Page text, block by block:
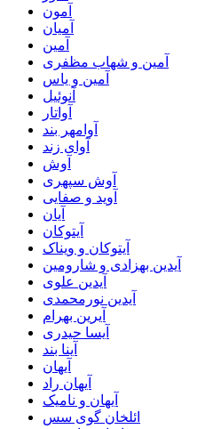
آمون
آمیان
آمین
آمین و شهاب مظفری
آمین و یاس
آنوئیل
آواتار
آوامهر بند
آوای زند
آوش
آوش سپهری
آوید و صفایی
آیان
آیتوکان
آیتوکان و ویناک
آیدین بهزادی و شارومین
آیدین علوی
آیدین نورمحمدی
آیرین بهرام
آیسا حیدری
آینا بند
آیهان
آیهان راد
آیهان و نامیک
ائلخان گوی سس